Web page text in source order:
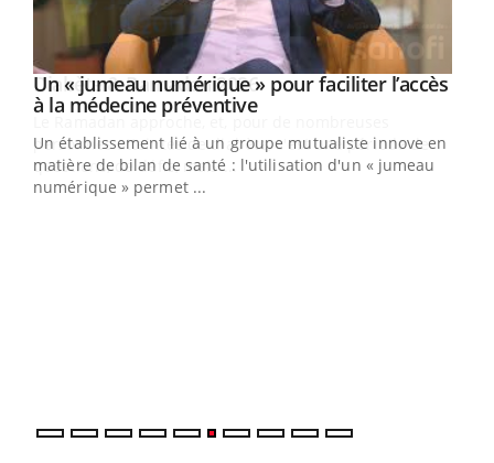
Youtube
Un « jumeau numérique » pour faciliter l’accès
à la médecine préventiveYoutube
Un établissement lié à un groupe mutualiste innove en
matière de bilan de santé : l'utilisation d'un « jumeau
numérique » permet ...